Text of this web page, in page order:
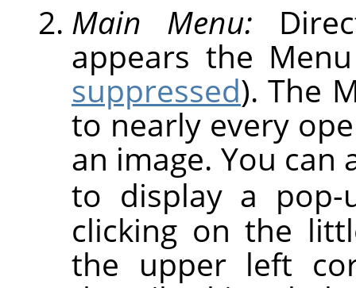
Main Menu:
appears the
suppressed). The
to nearly every
an image. You can
to display a
clicking on the
the upper left